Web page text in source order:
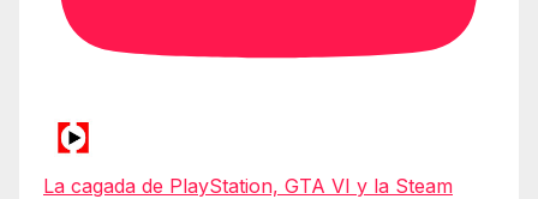
La cagada de PlayStation, GTA VI y la Steam